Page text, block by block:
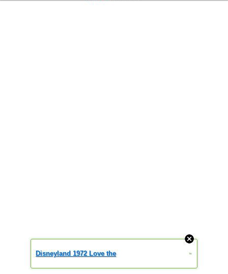
Disneyland 1972 Love the »